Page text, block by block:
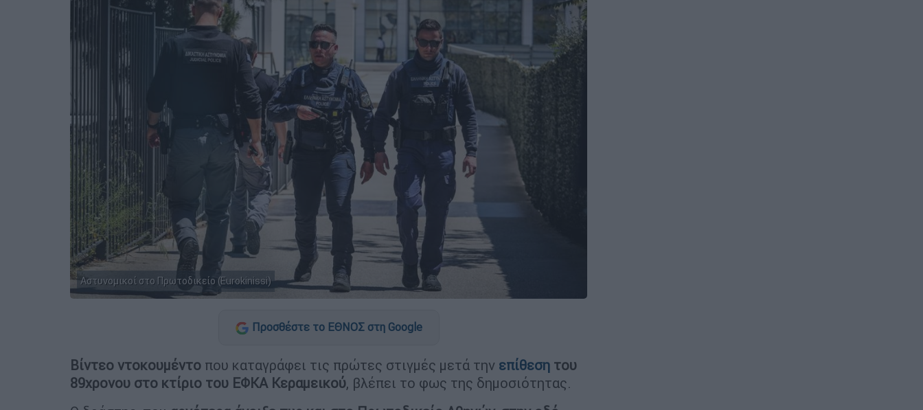
Αστυνομικοί στο Πρωτοδικείο (Eurokinissi)
Προσθέστε το ΕΘΝΟΣ στη Google
Βίντεο ντοκουμέντο που καταγράφει τις πρώτες στιγμές μετά την επίθεση του
89χρονου στο κτίριο του ΕΦΚΑ Κεραμεικού, βλέπει το φως της δημοσιότητας.